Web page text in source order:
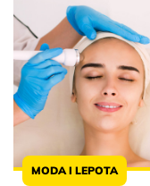
MODA I LEPOTA